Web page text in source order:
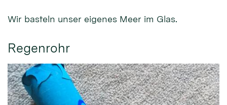
Wir basteln unser eigenes Meer im Glas.
Regenrohr